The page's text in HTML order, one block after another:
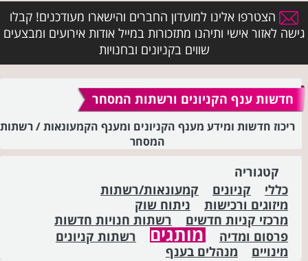
הצטרפו אלינו למועדון החברים והישארו מעודכנים! קבלו
גישה לאזור אישי ותיהנו מתזכורות במייל אודות אירועים ומבצעים
שווים בקניונים ובחנויות
חדשות ענף הקניונים ורשתות המסחר
ריכוז חדשות ומידע מענף הקניונים ומענף הקמעונאות / רשתות
המסחר
קטגוריה
כללי
קניונים
קמעונאות/רשתות
מיזוגים ורכישות
ניתוח שוק
מרכזי קניות חדשים
רשתות חנויות חדשות
פרסום ומדיה
מותגים
רשתות קניונים
מינויים
מנהלים בענף